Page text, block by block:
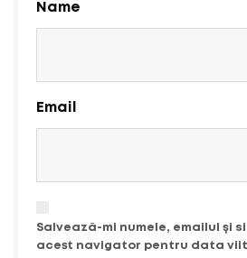
Name
Email
Salvează-mi numele, emailul și
acest navigator pentru data